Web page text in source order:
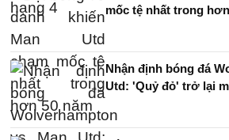
mốc tệ nhất trong
Nhận định bóng đá
Utd: 'Quỷ đỏ' trở lại